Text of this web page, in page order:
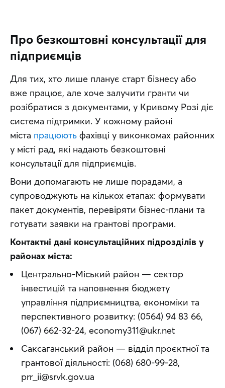
Про безкоштовні консультації для
підприємців
Для тих, хто лише планує старт бізнесу або
вже працює, але хоче залучити гранти чи
розібратися з документами, у Кривому Розі діє
система підтримки. У кожному районі
міста працюють фахівці у виконкомах районних
у місті рад, які надають безкоштовні
консультації для підприємців.
Вони допомагають не лише порадами, а
супроводжують на кількох етапах: формувати
пакет документів, перевіряти бізнес-плани та
готувати заявки на грантові програми.
Контактні дані консультаційних підрозділів у
районах міста:
Центрально-Міський район — сектор
інвестицій та наповнення бюджету
управління підприємництва, економіки та
перспективного розвитку: (0564) 94 83 66,
(067) 662-32-24, economy311@ukr.net
Саксаганський район — відділ проєктної та
грантової діяльності: (068) 680-99-28,
prr_ii@srvk.gov.ua